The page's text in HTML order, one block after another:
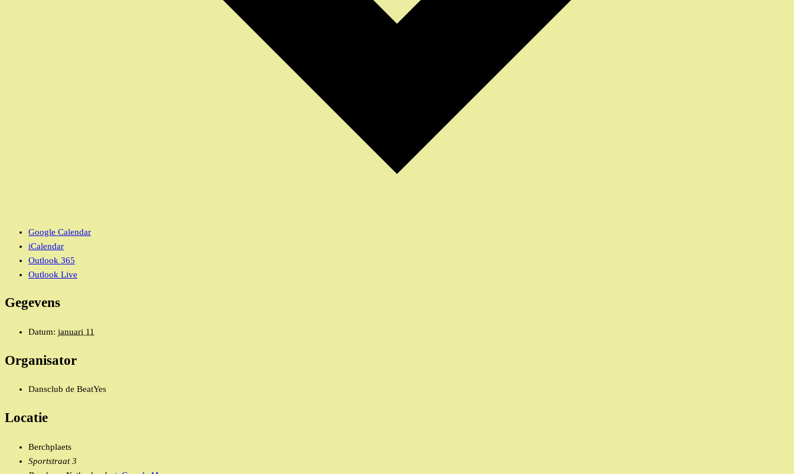
Google Calendar
iCalendar
Outlook 365
Outlook Live
Gegevens
Datum: januari 11
Organisator
Dansclub de BeatYes
Locatie
Berchplaets
Sportstraat 3